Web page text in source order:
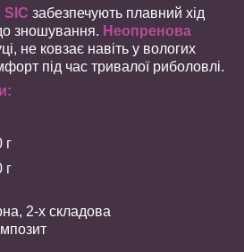
SIC забезпечують плавний хід
до зношування. Неопренова
не ковзає навіть у вологих
під час тривалої риболовлі.
г
г
2-х складова